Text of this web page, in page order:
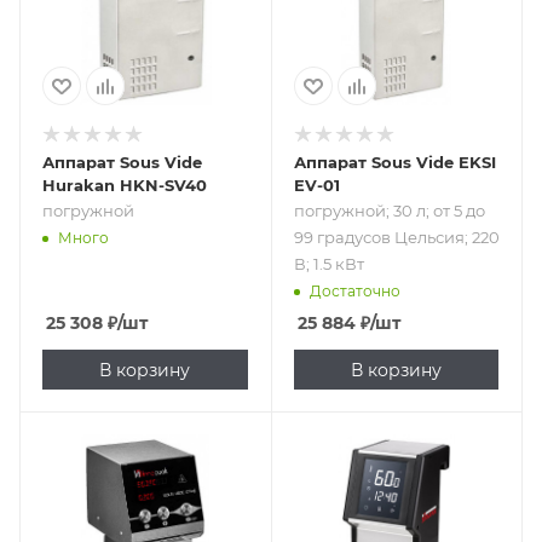
Аппарат Sous Vide
Hurakan HKN-SV40
погружной
Много
25 308 ₽/шт
В корзину
Аппарат Sous Vide EKSI
EV-01
погружной; 30 л; от 5 до
99 градусов Цельсия; 220
В; 1.5 кВт
Достаточно
25 884₽/шт
В корзину
Подпись к товару
погружной; 70 л;
от 20 до 95
градусов
Подпись к товару
погружной; 80 л;
от 24 до 99
градусов